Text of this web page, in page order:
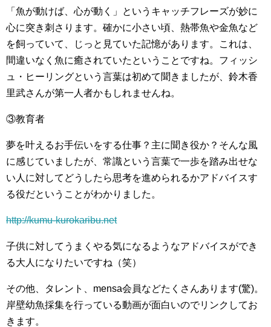
「魚が動けば、心が動く」というキャッチフレーズが妙に
心に突き刺さります。確かに小さい頃、熱帯魚や金魚など
を飼っていて、じっと見ていた記憶があります。これは、
間違いなく魚に癒されていたということですね。フィッシ
ュ・ヒーリングという言葉は初めて聞きましたが、鈴木香
里武さんが第一人者かもしれませんね。
③教育者
夢を叶えるお手伝いをする仕事？主に聞き役か？そんな風
に感じていましたが、常識という言葉で一歩を踏み出せな
い人に対してどうしたら思考を進められるかアドバイスす
る役だということがわかりました。
http://kumu-kurokaribu.net
子供に対してうまくやる気になるようなアドバイスができ
る大人になりたいですね（笑）
その他、タレント、mensa会員などたくさんあります(驚)。
岸壁幼魚採集を行っている動画が面白いのでリンクしてお
きます。